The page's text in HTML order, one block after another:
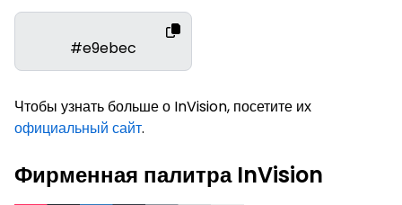
#e9ebec
Чтобы узнать больше о InVision, посетите их
официальный сайт.
Фирменная палитра InVision